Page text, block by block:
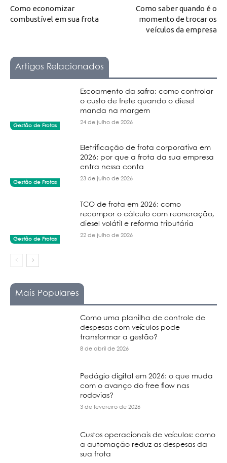
Como economizar
combustível em sua frota
Como saber quando é o
momento de trocar os
veículos da empresa
Artigos Relacionados
Gestão de Frotas
Escoamento da safra: como controlar
o custo de frete quando o diesel
manda na margem
24 de julho de 2026
Gestão de Frotas
Eletrificação de frota corporativa em
2026: por que a frota da sua empresa
entra nessa conta
23 de julho de 2026
Gestão de Frotas
TCO de frota em 2026: como
recompor o cálculo com reoneração,
diesel volátil e reforma tributária
22 de julho de 2026
Mais Populares
Como uma planilha de controle de
despesas com veículos pode
transformar a gestão?
8 de abril de 2026
Pedágio digital em 2026: o que muda
com o avanço do free flow nas
rodovias?
3 de fevereiro de 2026
Custos operacionais de veículos: como
a automação reduz as despesas da
sua frota